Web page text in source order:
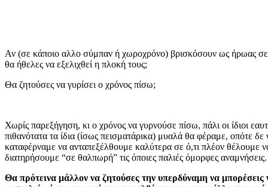
Αν (σε κάποιο αλλο σύμπαν ή χωροχρόνο) βρισκόσουν ως ήρωας σε
θα ήθελες να εξελιχθεί η πλοκή τους;
Θα ζητούσες να γυρίσει ο χρόνος πίσω;
Χωρίς παρεξήγηση, κι ο χρόνος να γυρνούσε πίσω, πάλι οι ίδιοι
πιθανότατα τα ίδια (ίσως πεισματάρικα) μυαλά θα φέραμε, οπότε
καταφέρναμε να ανταπεξέλθουμε καλύτερα σε ό,τι πλέον θέλουμε
διατηρήσουμε “σε θαλπωρή” τις όποιες παλιές όμορφες αναμνήσεις.
Θα πρότεινα μάλλον να ζητούσες την υπερδύναμη να